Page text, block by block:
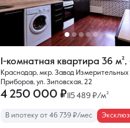
1-комнатная квартира 36 м²,
Краснодар, мкр. Завод Измерительных
Приборов, ул. Зиповская, 22
4 250 000 ₽115 489 ₽/м²
В ипотеку от 46 739 ₽/мес